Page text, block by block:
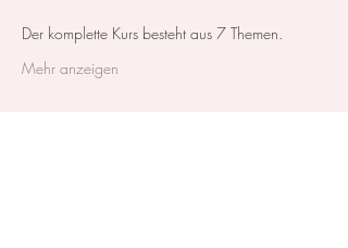
Der komplette Kurs besteht aus 7 Themen. ​
Mehr anzeigen